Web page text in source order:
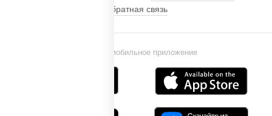
Установи мобильное приложение
Обратная связь